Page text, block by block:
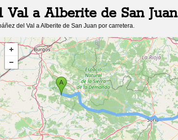
Vala Alberite de San Juan
del Val aAlberite de San Juan por carretera.